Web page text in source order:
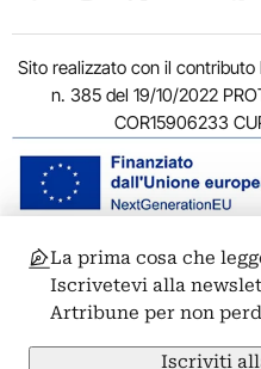
Sito realizzato con il
n. 385 del 19/10/2022
COR15906233
© 2011-2026 ARTRIBUNE srl –
00186 Roma - P.I. 11381581005
Privacy: Responsabile della
ARTRIBUNE srl – Corso
La prima cosa che
Iscrivetevi alla
Artribune per non
Iscriviti